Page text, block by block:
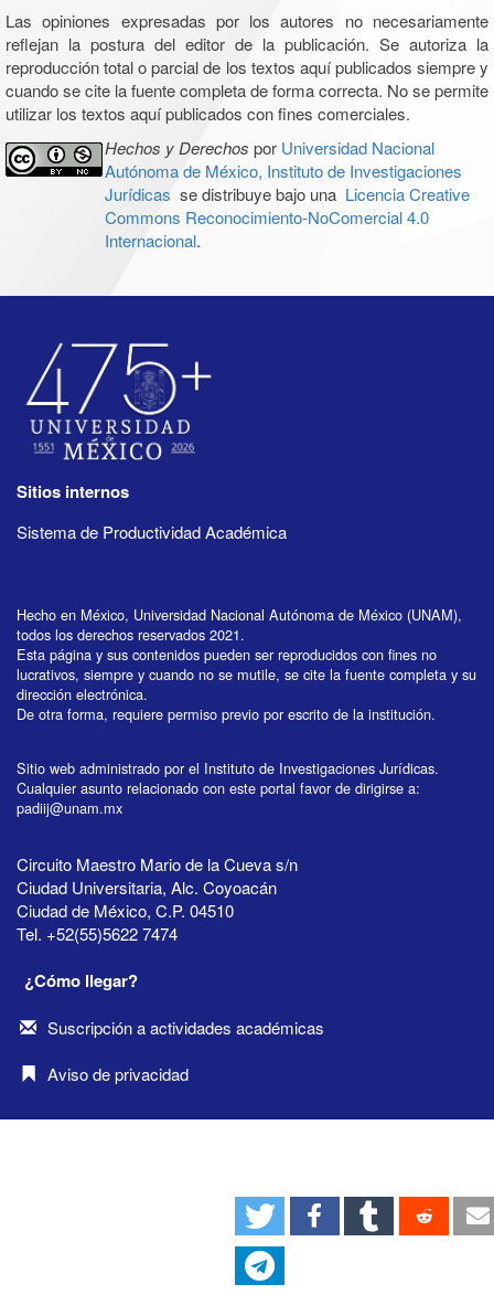
Las opiniones expresadas por los autores no necesariamente
reflejan la postura del editor de la publicación. Se autoriza la
reproducción total o parcial de los textos aquí publicados siempre y
cuando se cite la fuente completa de forma correcta. No se permite
utilizar los textos aquí publicados con fines comerciales.
Hechos y Derechos por Universidad Nacional
Autónoma de México, Instituto de Investigaciones
Jurídicas se distribuye bajo una Licencia Creative
Commons Reconocimiento-NoComercial 4.0
Internacional.
Sitios internos
Sistema de Productividad Académica
Hecho en México, Universidad Nacional Autónoma de México (UNAM),
todos los derechos reservados 2021.
Esta página y sus contenidos pueden ser reproducidos con fines no
lucrativos, siempre y cuando no se mutile, se cite la fuente completa y su
dirección electrónica.
De otra forma, requiere permiso previo por escrito de la institución.
Sitio web administrado por el Instituto de Investigaciones Jurídicas.
Cualquier asunto relacionado con este portal favor de dirigirse a:
padiij@unam.mx
Circuito Maestro Mario de la Cueva s/n
Ciudad Universitaria, Alc. Coyoacán
Ciudad de México, C.P. 04510
Tel. +52(55)5622 7474
¿Cómo llegar?
Suscripción a actividades académicas
Aviso de privacidad